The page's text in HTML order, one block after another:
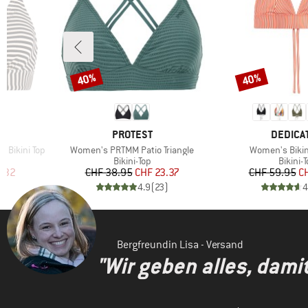
Seafolly (8)
Volcom(2)
Watercult(2)
Bikini Top
Preis
MARKE
PROTEST
Artikel
Women's PRTMM Patio Triangle
Produktgruppe
Bikini-Top
Preis
CHF 38.95reduzierter Preis
CHF 23.37
4.9(23)
Rabatt
40%
MARKE
Artikel
Women's
Bikini-
CHF 59.95
Rabatt
40%
Bergfreundin Lisa - Versand
"Wir geben alles,